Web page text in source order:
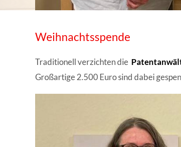
Weihnachtsspende
Traditionell verzichten die
Großartige 2.500 Euro sind dabei